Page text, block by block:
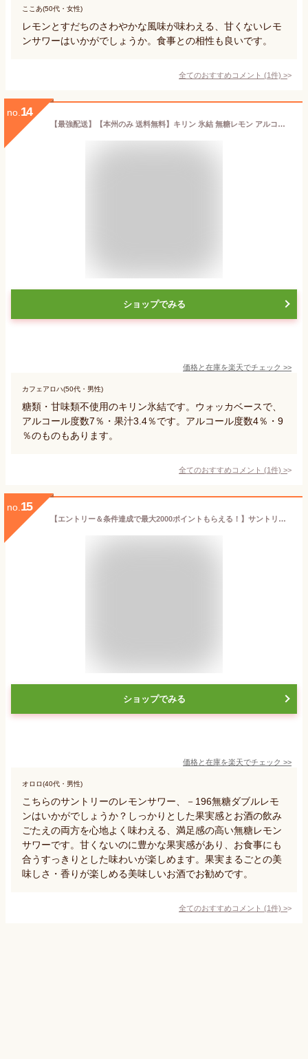
ここあ(50代・女性)
レモンとすだちのさわやかな風味が味わえる、甘くないレモ
ンサワーはいかがでしょうか。食事との相性も良いです。
全てのおすすめコメント (1件) >
no. 14
【最強配送】【本州のみ 送料無料】キリン 氷結 無糖レモン アルコール7% 500ml×1ケース/24本《024》『IAS』 チューハイ無糖 レモンサワー 酎ハイ チュウハイ 氷結無糖
ショップでみる
価格と在庫を楽天でチェック >>
カフェアロハ(50代・男性)
糖類・甘味類不使用のキリン氷結です。ウォッカベースで、
アルコール度数7％・果汁3.4％です。アルコール度数4％・9
％のものもあります。
全てのおすすめコメント (1件) >
no. 15
【エントリー＆条件達成で最大2000ポイントもらえる！】サントリー －196 無糖ダブルレモン 7％ 350ml 缶 24本 1ケース【送料無料（一部地域除く）】 チューハイ レモンサワー サントリービール
ショップでみる
価格と在庫を楽天でチェック >>
オロロ(40代・男性)
こちらのサントリーのレモンサワー、－196無糖ダブルレモ
ンはいかがでしょうか？しっかりとした果実感とお酒の飲み
ごたえの両方を心地よく味わえる、満足感の高い無糖レモン
サワーです。甘くないのに豊かな果実感があり、お食事にも
合うすっきりとした味わいが楽しめます。果実まるごとの美
味しさ・香りが楽しめる美味しいお酒でお勧めです。
全てのおすすめコメント (1件) >